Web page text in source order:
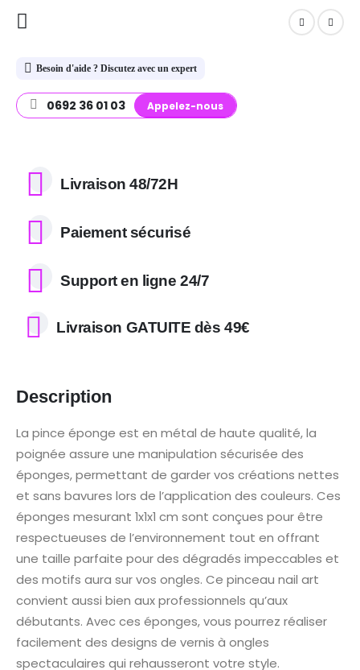
Besoin d'aide ? Discutez avec un expert
0692 36 01 03 Appelez-nous
Livraison 48/72H
Paiement sécurisé
Support en ligne 24/7
Livraison GATUITE dès 49€
Description
La pince éponge est en métal de haute qualité, la
poignée assure une manipulation sécurisée des
éponges, permettant de garder vos créations nettes
et sans bavures lors de l’application des couleurs. Ces
éponges mesurant 1x1x1 cm sont conçues pour être
respectueuses de l’environnement tout en offrant
une taille parfaite pour des dégradés impeccables et
des motifs aura sur vos ongles. Ce pinceau nail art
convient aussi bien aux professionnels qu’aux
débutants. Avec ces éponges, vous pourrez réaliser
facilement des designs de vernis à ongles
spectaculaires qui rehausseront votre style.